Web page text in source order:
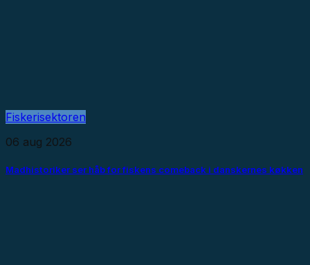
Fiskerisektoren
06 aug 2026
Madhistoriker ser håb for fiskens comeback i danskernes køkken